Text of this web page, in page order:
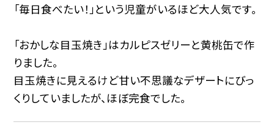
「毎日食べたい！」という児童がいるほど大人気です。
「おかしな目玉焼き」はカルピスゼリーと黄桃缶で作
りました。
目玉焼きに見えるけど甘い不思議なデザートにびっ
くりしていましたが、ほぼ完食でした。